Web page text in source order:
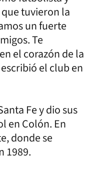
tuvieron la
un fuerte
Te
el corazón de la
el club en
Fe y dio sus
en Colón. En
donde se
1989.